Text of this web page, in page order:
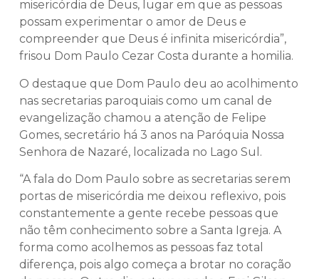
misericórdia de Deus, lugar em que as pessoas
possam experimentar o amor de Deus e
compreender que Deus é infinita misericórdia”,
frisou Dom Paulo Cezar Costa durante a homilia.
O destaque que Dom Paulo deu ao acolhimento
nas secretarias paroquiais como um canal de
evangelização chamou a atenção de Felipe
Gomes, secretário há 3 anos na Paróquia Nossa
Senhora de Nazaré, localizada no Lago Sul.
“A fala do Dom Paulo sobre as secretarias serem
portas de misericórdia me deixou reflexivo, pois
constantemente a gente recebe pessoas que
não têm conhecimento sobre a Santa Igreja. A
forma como acolhemos as pessoas faz total
diferença, pois algo começa a brotar no coração